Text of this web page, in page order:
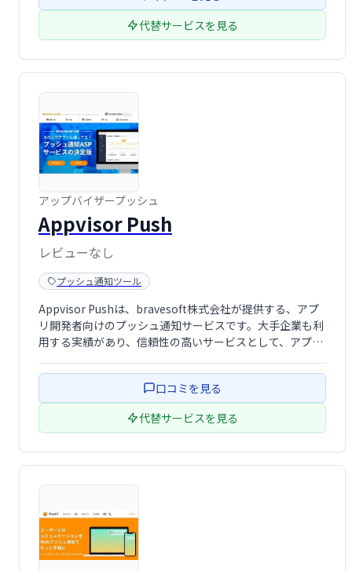
代替サービスを見る
アップバイザープッシュ
Appvisor Push
レビューなし
プッシュ通知ツール
Appvisor Pushは、bravesoft株式会社が提供する、アプ
リ開発者向けのプッシュ通知サービスです。大手企業も利
用する実績があり、信頼性の高いサービスとして、アプリ
口コミを見る
代替サービスを見る